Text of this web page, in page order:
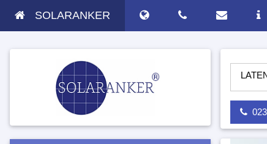
SOLARANKER
AUF WUNSCH MIT MONTAGE IN 24598 LATENDORF -